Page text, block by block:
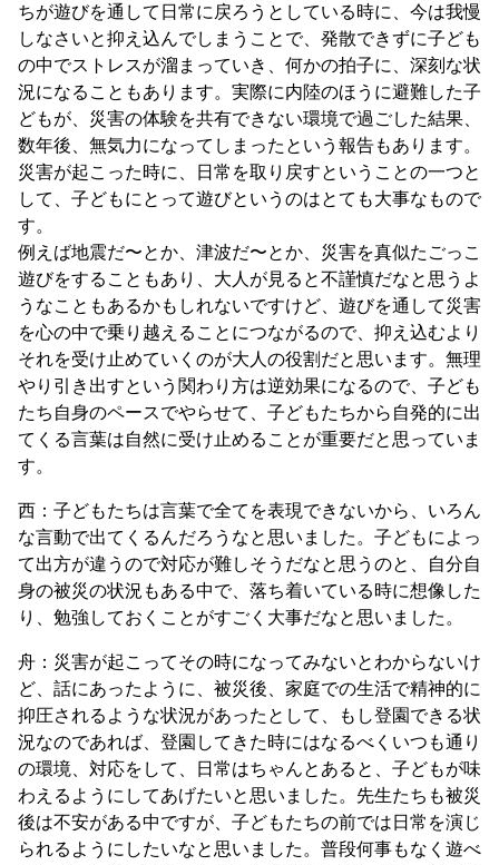
ちが遊びを通して日常に戻ろうとしている時に、今は我慢
しなさいと抑え込んでしまうことで、発散できずに子ども
の中でストレスが溜まっていき、何かの拍子に、深刻な状
況になることもあります。実際に内陸のほうに避難した子
どもが、災害の体験を共有できない環境で過ごした結果、
数年後、無気力になってしまったという報告もあります。
災害が起こった時に、日常を取り戻すということの一つと
して、子どもにとって遊びというのはとても大事なもので
す。
例えば地震だ〜とか、津波だ〜とか、災害を真似たごっこ
遊びをすることもあり、大人が見ると不謹慎だなと思うよ
うなこともあるかもしれないですけど、遊びを通して災害
を心の中で乗り越えることにつながるので、抑え込むより
それを受け止めていくのが大人の役割だと思います。無理
やり引き出すという関わり方は逆効果になるので、子ども
たち自身のペースでやらせて、子どもたちから自発的に出
てくる言葉は自然に受け止めることが重要だと思っていま
す。
西：子どもたちは言葉で全てを表現できないから、いろん
な言動で出てくるんだろうなと思いました。子どもによっ
て出方が違うので対応が難しそうだなと思うのと、自分自
身の被災の状況もある中で、落ち着いている時に想像した
り、勉強しておくことがすごく大事だなと思いました。
舟：災害が起こってその時になってみないとわからないけ
ど、話にあったように、被災後、家庭での生活で精神的に
抑圧されるような状況があったとして、もし登園できる状
況なのであれば、登園してきた時にはなるべくいつも通り
の環境、対応をして、日常はちゃんとあると、子どもが味
わえるようにしてあげたいと思いました。先生たちも被災
後は不安がある中ですが、子どもたちの前では日常を演じ
られるようにしたいなと思いました。普段何事もなく遊べ